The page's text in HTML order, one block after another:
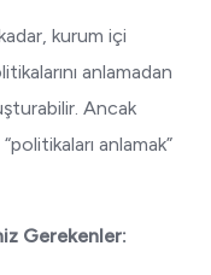
kurum içi
anlamadan
Ancak
anlamak”
Gerekenler: